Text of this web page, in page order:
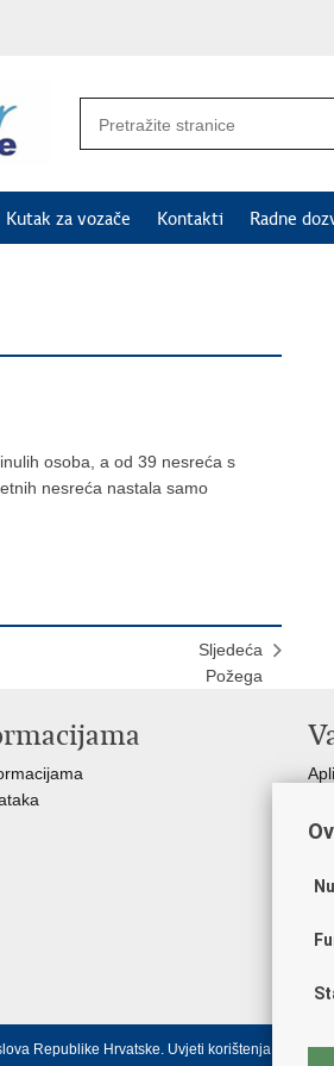
Kutak za vozače Kontakti Radne
osoba, a od 39 nesreća s
nesreća nastala samo
Sljedeća
Požega
Republike Hrvatske. Uvjeti korištenja. Izjava